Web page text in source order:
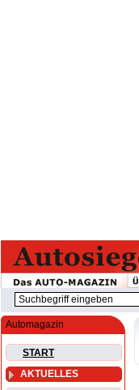
Automagazin
START
AKTUELLES